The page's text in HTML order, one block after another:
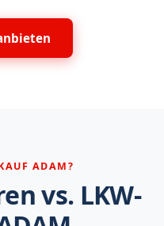
ADAM?
vs. LKW-